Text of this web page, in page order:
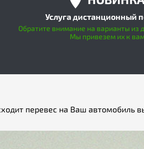
Услуга дистанционный
Обратите внимание на варианты из
Мы привезем их к
перевес на Ваш автомобиль